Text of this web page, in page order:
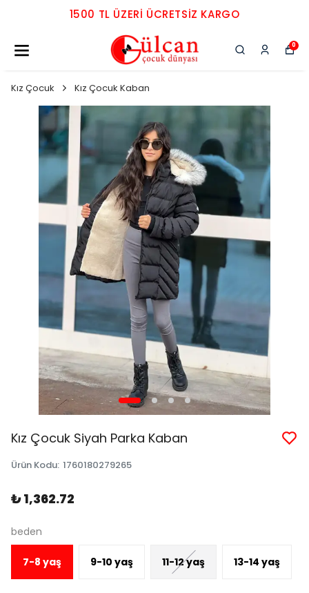
1500 TL ÜZERI ÜCRETSIZ KARGO
0
Kız Çocuk Kız Çocuk Kaban
Kız Çocuk Siyah Parka Kaban
Ürün Kodu: 1760180279265
₺ 1,362.72
beden
7-8 yaş 9-10 yaş 11-12 yaş 13-14 yaş